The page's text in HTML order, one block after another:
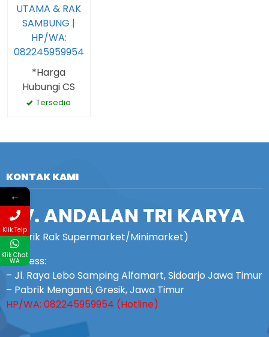
UTAMA & RAK
SAMBUNG |
HP/WA:
082245959954
*Harga
Hubungi CS
Tersedia
KONTAK KAMI
CV. ANDALAN TRI KARYA
(Pabrik Rak Supermarket/Minimarket)
Address:
– Jl. Raya Lebo Samping Alfamart, Sidoarjo Jawa Timur
– Pabrik Menganti, Gresik, Jawa Timur
HP/WA: 082245959954 (Hotline)
←
Klik Telp
Klik Chat
WA